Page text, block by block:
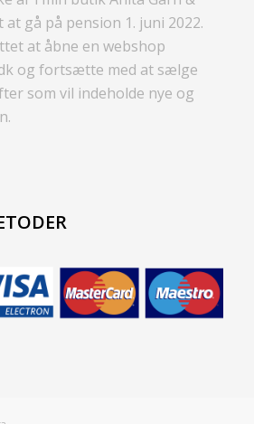
gå på pension 1. juni 2022.
at åbne en webshop
og fortsætte med at sælge
som vil indeholde nye og